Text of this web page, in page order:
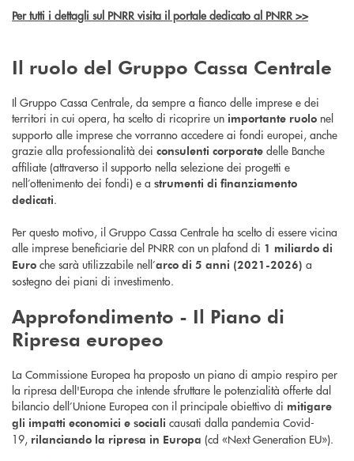
Per tutti i dettagli sul PNRR visita il portale dedicato al PNRR >>
Il ruolo del Gruppo Cassa Centrale
Il Gruppo Cassa Centrale, da sempre a fianco delle imprese e dei
territori in cui opera, ha scelto di ricoprire un importante ruolo nel
supporto alle imprese che vorranno accedere ai fondi europei, anche
grazie alla professionalità dei consulenti corporate delle Banche
affiliate (attraverso il supporto nella selezione dei progetti e
nell’ottenimento dei fondi) e a strumenti di finanziamento
dedicati.
Per questo motivo, il Gruppo Cassa Centrale ha scelto di essere vicina
alle imprese beneficiarie del PNRR con un plafond di 1 miliardo di
Euro che sarà utilizzabile nell’arco di 5 anni (2021-2026) a
sostegno dei piani di investimento.
Approfondimento - Il Piano di
Ripresa europeo
La Commissione Europea ha proposto un piano di ampio respiro per
la ripresa dell'Europa che intende sfruttare le potenzialità offerte dal
bilancio dell’Unione Europea con il principale obiettivo di mitigare
gli impatti economici e sociali causati dalla pandemia Covid-
19, rilanciando la ripresa in Europa (cd «Next Generation EU»).